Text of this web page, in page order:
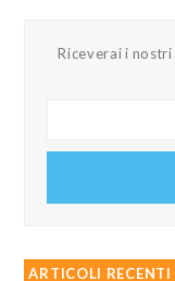
Riceverai i
ARTICOLI RECENTI